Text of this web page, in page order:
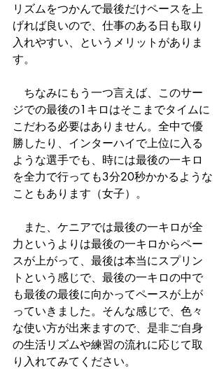
リズムをつかんで最後だけペースを上
げれば良いので、仕事のある日も取り
入れやすい、というメリットがありま
す。
ちなみにもう一つ言えば、このサー
ジでの最後の1キロはそこまでタイムに
こだわる必要はありません。全中で優
勝したり、インターハイで上位に入る
ような選手でも、時には最後の一キロ
を全力で行っても3分20秒かかるような
こともあります（女子）。
また、ケニアでは最後の一キロが全
力というよりは最後の一キロからペー
スが上がって、最後は本当にスプリン
トという感じで、最後の一キロの中で
も最後の最後に向かってペースが上が
っていきました。そんな感じで、色々
な使い方が出来ますので、是非ご自身
の生活リズムや練習の流れに応じて取
り入れてみてください。